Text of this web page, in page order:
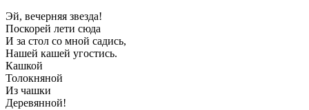
Эй, вечерняя звезда!
Поскорей лети сюда
И за стол со мной садись,
Нашей кашей угостись.
Кашкой
Толокняной
Из чашки
Деревянной!